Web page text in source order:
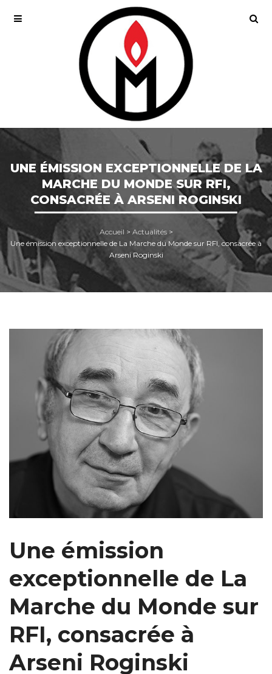
UNE ÉMISSION EXCEPTIONNELLE DE LA
MARCHE DU MONDE SUR RFI,
CONSACRÉE À ARSENI ROGINSKI
Accueil > Actualités>
Une émission exceptionnelle de La Marche du Monde sur RFI, consacrée à
Arseni Roginski
Une émission
exceptionnelle de La
Marche du Monde sur
RFI, consacrée à
Arseni Roginski